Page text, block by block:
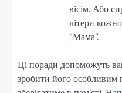
вісім. Або
літери
“Мама”.
Ці поради допоможуть
зробити його